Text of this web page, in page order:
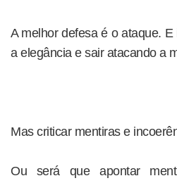
A melhor defesa é o ataque.
a elegância e sair atacando a
Mas criticar mentiras e
Ou será que apontar